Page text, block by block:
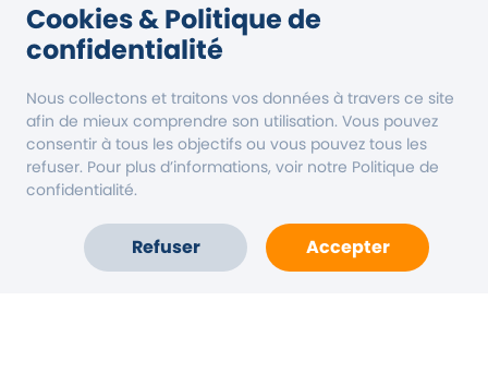
Cookies & Politique de
confidentialité
Nous collectons et traitons vos données à travers ce site
afin de mieux comprendre son utilisation. Vous pouvez
consentir à tous les objectifs ou vous pouvez tous les
refuser. Pour plus d’informations, voir notre Politique de
confidentialité.
Refuser Accepter
Accueil Carte Compte